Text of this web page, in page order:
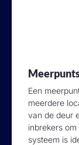
Een
meerdere
van de deur
inbrekers
systeem is